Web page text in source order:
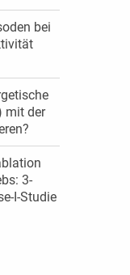
bei
mit der
3-
I-Studie